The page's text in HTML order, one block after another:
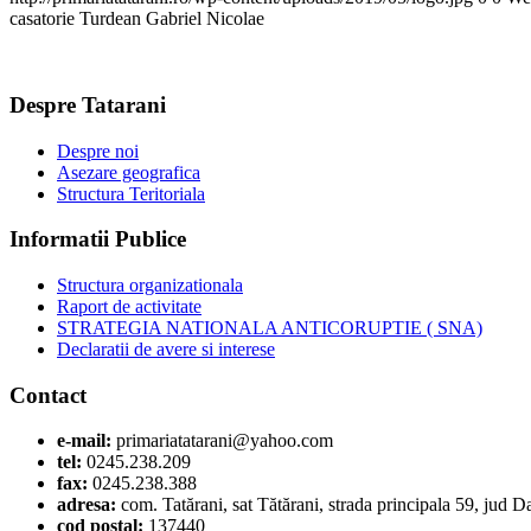
casatorie Turdean Gabriel Nicolae
Despre Tatarani
Despre noi
Asezare geografica
Structura Teritoriala
Informatii Publice
Structura organizationala
Raport de activitate
STRATEGIA NATIONALA ANTICORUPTIE ( SNA)
Declaratii de avere si interese
Contact
e-mail: primariatatarani@yahoo.com
tel: 0245.238.209
fax: 0245.238.388
adresa: com. Tatărani, sat Tătărani, strada principala 59, jud
cod postal: 137440